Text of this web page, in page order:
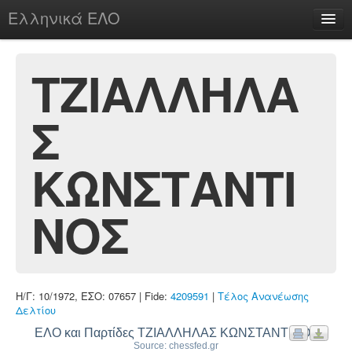
Ελληνικά ΕΛΟ
chesstu.be @ discord
Login
ΤΖΙΑΛΛΗΛΑ
Σ
ΚΩΝΣΤΑΝΤΙ
ΝΟΣ
Η/Γ: 10/1972, ΕΣΟ: 07657 | Fide: 4209591 | Τέλος Ανανέωσης
Δελτίου
ΕΛΟ και Παρτίδες ΤΖΙΑΛΛΗΛΑΣ ΚΩΝΣΤΑΝΤΙΝΟΣ
Source: chessfed.gr